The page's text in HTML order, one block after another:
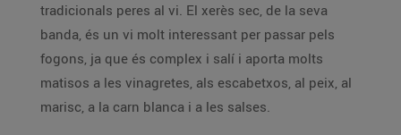
tradicionals peres al vi. El xerès sec, de la seva
banda, és un vi molt interessant per passar pels
fogons, ja que és complex i salí i aporta molts
matisos a les vinagretes, als escabetxos, al peix, al
marisc, a la carn blanca i a les salses.